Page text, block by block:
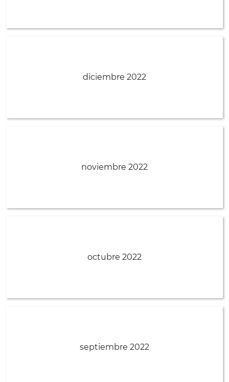
diciembre 2022
noviembre 2022
octubre 2022
septiembre 2022